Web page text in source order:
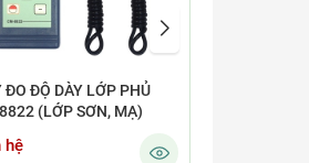
ĐO ĐỘ DÀY LỚP PHỦ
(LỚP SƠN, MẠ)
hệ